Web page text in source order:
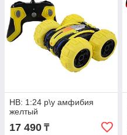
HB: 1:24 р\у амфибия
желтый
17 490 ₸